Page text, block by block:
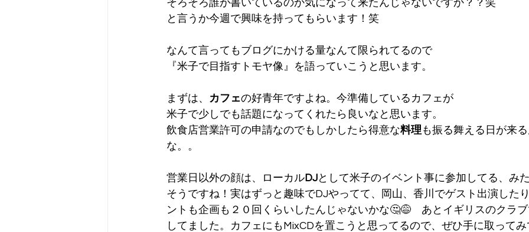
そろそろ誰が書いているのか気になって来たんじゃないですか？？笑
と言うか今週で興味を持ってもらいます！笑
なんて言ってもブログにかける量なんて限られてるので
『米子で目指すトモヤ像』を語っていこうと思います。
まずは、 カフェの好青年ですよね。今準備しているカフェが
米子で少しでも話題になってくれたら良いなと思います。
飲食店営業許可の申請なのでもしかしたら得意な料理 も振る舞える日が来
な。。
営業日以外の顔は、ローカルDJとして米子のイベント事に参加してる、み
そうですね！実はずっと趣味でDJやってて、岡山、香川でゲスト出演した
ントも企画も２０回くらいしたんじゃないかな🤔😅　あとイギリスのクラ
してました。カフェにもMixCDを置こうと思ってるので、ぜひ手に取って